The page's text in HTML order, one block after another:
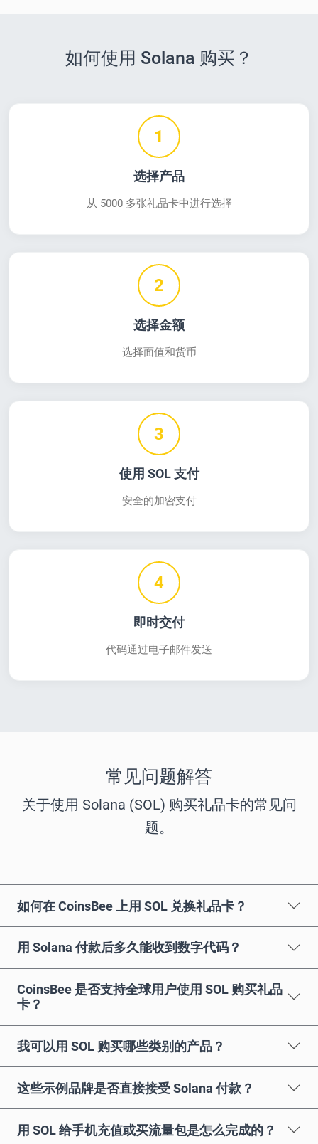
如何使用 Solana 购买？
1
选择产品
从 5000 多张礼品卡中进行选择
2
选择金额
选择面值和货币
3
使用 SOL 支付
安全的加密支付
4
即时交付
代码通过电子邮件发送
常见问题解答
关于使用 Solana (SOL) 购买礼品卡的常见问
题。
如何在 CoinsBee 上用 SOL 兑换礼品卡？
用 Solana 付款后多久能收到数字代码？
CoinsBee 是否支持全球用户使用 SOL 购买礼品
卡？
我可以用 SOL 购买哪些类别的产品？
这些示例品牌是否直接接受 Solana 付款？
用 SOL 给手机充值或买流量包是怎么完成的？